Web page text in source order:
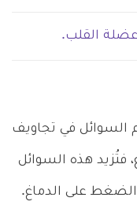
القلب.
السوائل في تجاويف
فتُزيد هذه السوائل
الضغط على الدماغ.